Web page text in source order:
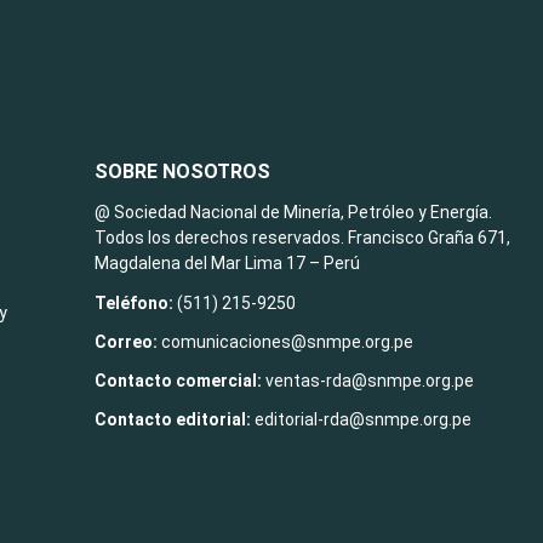
SOBRE NOSOTROS
@ Sociedad Nacional de Minería, Petróleo y Energía.
Todos los derechos reservados. Francisco Graña 671,
Magdalena del Mar Lima 17 – Perú
Teléfono: (511) 215-9250
Correo:comunicaciones@snmpe.org.pe
Contacto comercial: ventas-rda@snmpe.org.pe
Contacto editorial: editorial-rda@snmpe.org.pe